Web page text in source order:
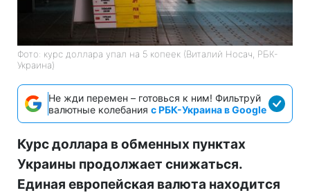
Фото: курс доллара упал на 5 копеек (Виталий Носач, РБК-
Украина)
Не жди перемен – готовься к ним! Фильтруй
валютные колебания с РБК-Украина в Google
Курс доллара в обменных пунктах
Украины продолжает снижаться.
Единая европейская валюта находится